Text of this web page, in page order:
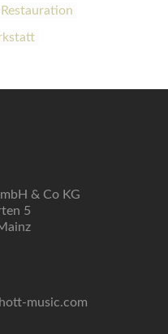
Restauration
& Co KG
5
music.com